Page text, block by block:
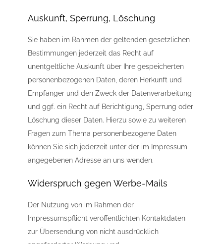
Auskunft, Sperrung, Löschung
Sie haben im Rahmen der geltenden gesetzlichen
Bestimmungen jederzeit das Recht auf
unentgeltliche Auskunft über Ihre gespeicherten
personenbezogenen Daten, deren Herkunft und
Empfänger und den Zweck der Datenverarbeitung
und ggf. ein Recht auf Berichtigung, Sperrung oder
Löschung dieser Daten. Hierzu sowie zu weiteren
Fragen zum Thema personenbezogene Daten
können Sie sich jederzeit unter der im Impressum
angegebenen Adresse an uns wenden.
Widerspruch gegen Werbe-Mails
Der Nutzung von im Rahmen der
Impressumspflicht veröffentlichten Kontaktdaten
zur Übersendung von nicht ausdrücklich